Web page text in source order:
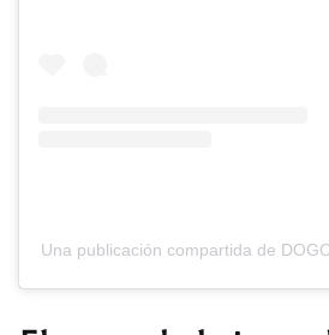
Una publicación compartida de